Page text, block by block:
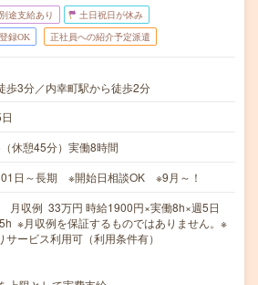
途支給あり 土日祝日が休み
録OK 正社員への紹介予定派遣
歩3分／内幸町駅から徒歩2分
休憩45分）実働8時間
日～長期 ※開始日相談OK ※9月～！
月収例 33万円 時給1900円×実働8h×週5日
※月収例を保証するものではありません。※
サービス利用可（利用条件有）